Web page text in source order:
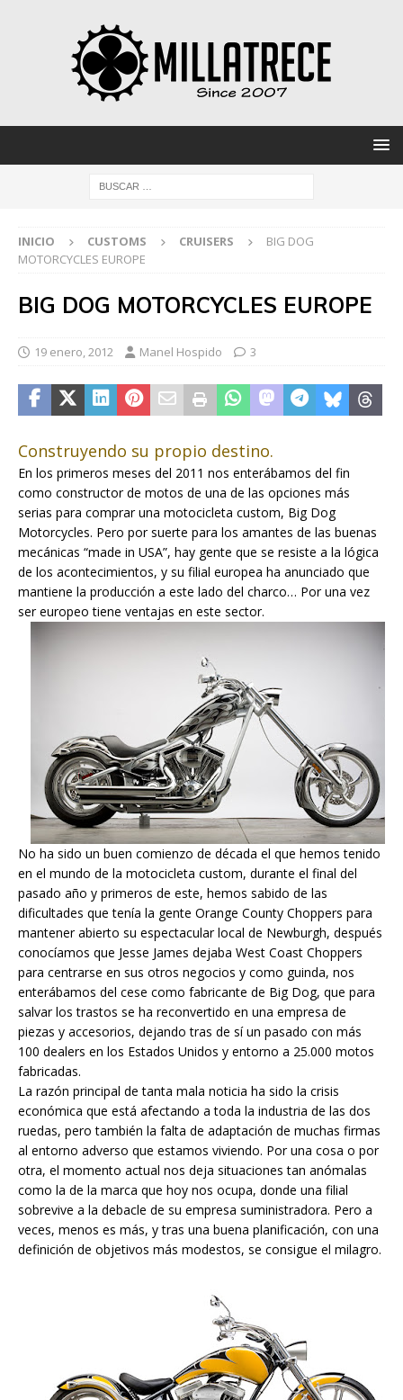
INICIO CUSTOMS CRUISERS
BIG DOG
MOTORCYCLES EUROPE
BIG DOG MOTORCYCLES EUROPE
19 enero, 2012 Manel Hospido 3
Construyendo su propio destino.
En los primeros meses del 2011 nos enterábamos del fin
como constructor de motos de una de las opciones más
serias para comprar una motocicleta custom, Big Dog
Motorcycles. Pero por suerte para los amantes de las buenas
mecánicas “made in USA”, hay gente que se resiste a la lógica
de los acontecimientos, y su filial europea ha anunciado que
mantiene la producción a este lado del charco… Por una vez
ser europeo tiene ventajas en este sector.
No ha sido un buen comienzo de década el que hemos tenido
en el mundo de la motocicleta custom, durante el final del
pasado año y primeros de este, hemos sabido de las
dificultades que tenía la gente Orange County Choppers para
mantener abierto su espectacular local de Newburgh, después
conocíamos que Jesse James dejaba West Coast Choppers
para centrarse en sus otros negocios y como guinda, nos
enterábamos del cese como fabricante de Big Dog, que para
salvar los trastos se ha reconvertido en una empresa de
piezas y accesorios, dejando tras de sí un pasado con más
100 dealers en los Estados Unidos y entorno a 25.000 motos
fabricadas.
La razón principal de tanta mala noticia ha sido la crisis
económica que está afectando a toda la industria de las dos
ruedas, pero también la falta de adaptación de muchas firmas
al entorno adverso que estamos viviendo. Por una cosa o por
otra, el momento actual nos deja situaciones tan anómalas
como la de la marca que hoy nos ocupa, donde una filial
sobrevive a la debacle de su empresa suministradora. Pero a
veces, menos es más, y tras una buena planificación, con una
definición de objetivos más modestos, se consigue el milagro.